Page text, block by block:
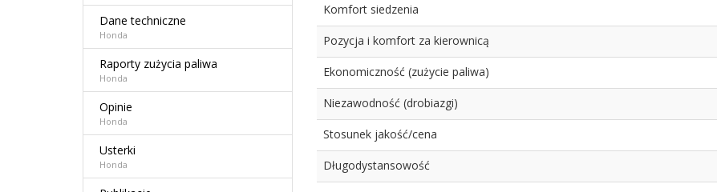
Dane techniczne
Honda
Raporty zużycia paliwa
Honda
Opinie
Honda
Usterki
Honda
Komfort siedzenia
Pozycja i komfort za kierownicą
Ekonomiczność (zużycie paliwa)
Niezawodność (drobiazgi)
Stosunek jakość/cena
Długodystansowość